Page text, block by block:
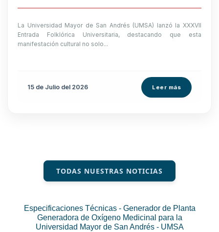
La Universidad Mayor de San Andrés (UMSA) lanzó la XXXVII
Entrada Folklórica Universitaria, destacando que esta
manifestación cultural no solo...
15 de Julio del 2026 Leer más
TODAS NUESTRAS NOTICIAS
Especificaciones Técnicas - Generador de Planta
Generadora de Oxígeno Medicinal para la
Universidad Mayor de San Andrés - UMSA